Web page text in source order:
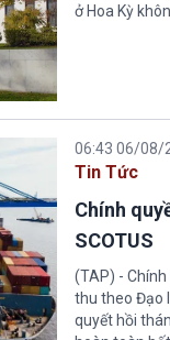
ở Hoa Kỳ
06:43 06/08/
Tin Tức
Chính
SCOTUS
(TAP) -
thu theo Đạo
quyết hồi